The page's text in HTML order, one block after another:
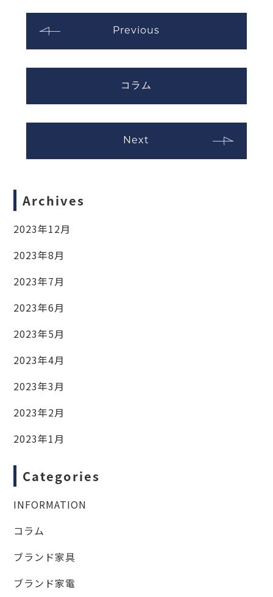
Previous
コラム
Next
Archives
2023年12月
2023年8月
2023年7月
2023年6月
2023年5月
2023年4月
2023年3月
2023年2月
2023年1月
Categories
INFORMATION
コラム
ブランド家具
ブランド家電